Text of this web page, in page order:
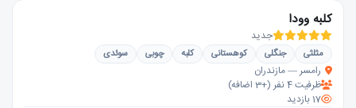
کلبه وودا
جدید
مثلثی جنگلی کوهستانی کلبه چوبی سوئدی
رامسر — مازندران
ظرفیت 4 نفر (+3 اضافه)
17 بازدید